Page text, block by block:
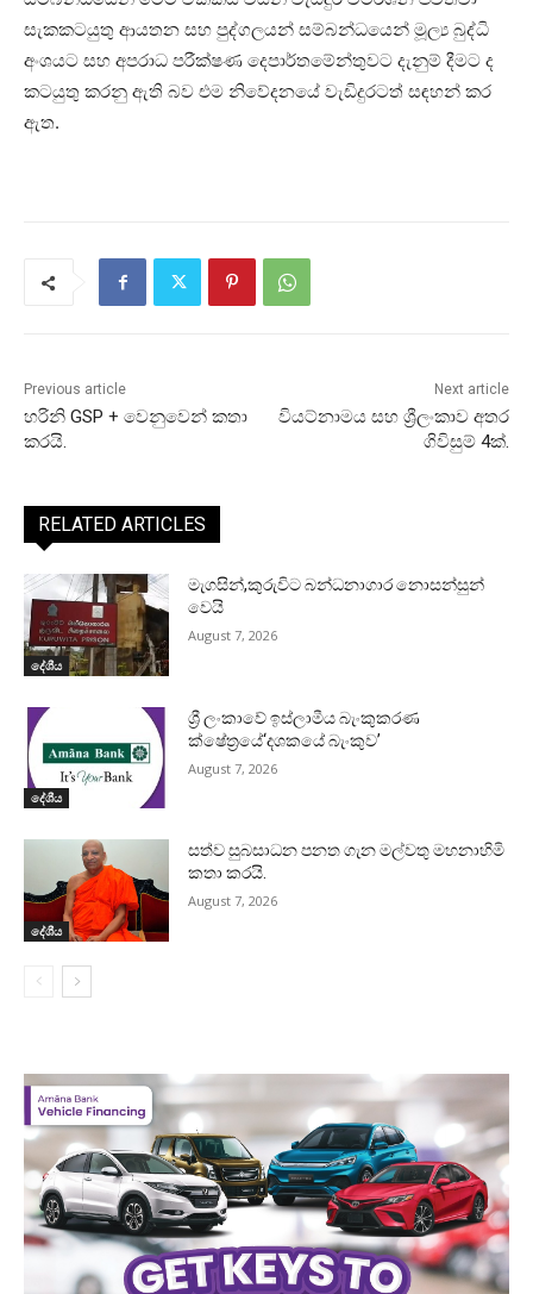
සැකකටයුතු ආයතන සහ පුද්ගලයන් සම්බන්ධයෙන් මූල්‍ය බුද්ධි
අංශයට සහ අපරාධ පරීක්ෂණ දෙපාර්තමේන්තුවට දැනුම් දීමට ද
කටයුතු කරනු ඇති බව එම නිවේදනයේ වැඩිදුරටත් සඳහන් කර
ඇත.
Previous article
හරිනි GSP + වෙනුවෙන් කතා
කරයි.
Next article
වියට්නාමය සහ ශ්‍රීලංකාව අතර
ගිවිසුම් 4ක්.
RELATED ARTICLES
දේශීය
මැගසින්,කුරුවිට බන්ධනාගාර නොසන්සුන්
වෙයි
August 7, 2026
දේශීය
ශ්‍රී ලංකාවේ ඉස්ලාමීය බැංකුකරණ
ක්ෂේත්‍රයේ‘දශකයේ බැංකුව’
August 7, 2026
දේශීය
සත්ව සුබසාධන පනත ගැන මල්වතු මහනාහිමි
කතා කරයි.
August 7, 2026